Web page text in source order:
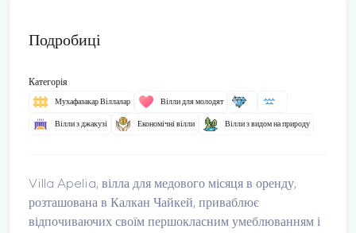
Подробиці
Категорія
Мухафазакар Віллалар Вілли для молодят
Вілли з джакузі Економічні вілли Вілли з видом на природу
Villa Apelia, вілла для медового місяця в оренду,
розташована в Калкан Чайкей, приваблює
відпочиваючих своїм першокласним умеблюванням і